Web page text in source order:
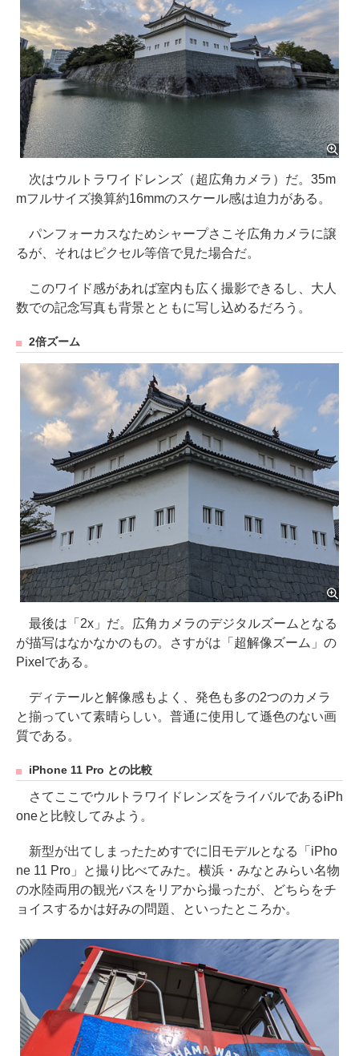
次はウルトラワイドレンズ（超広角カメラ）だ。35m
mフルサイズ換算約16mmのスケール感は迫力がある。
パンフォーカスなためシャープさこそ広角カメラに譲
るが、それはピクセル等倍で見た場合だ。
このワイド感があれば室内も広く撮影できるし、大人
数での記念写真も背景とともに写し込めるだろう。
2倍ズーム
最後は「2x」だ。広角カメラのデジタルズームとなる
が描写はなかなかのもの。さすがは「超解像ズーム」の
Pixelである。
ディテールと解像感もよく、発色も多の2つのカメラ
と揃っていて素晴らしい。普通に使用して遜色のない画
質である。
iPhone 11 Pro との比較
さてここでウルトラワイドレンズをライバルであるiPh
oneと比較してみよう。
新型が出てしまったためすでに旧モデルとなる「iPho
ne 11 Pro」と撮り比べてみた。横浜・みなとみらい名物
の水陸両用の観光バスをリアから撮ったが、どちらをチ
ョイスするかは好みの問題、といったところか。